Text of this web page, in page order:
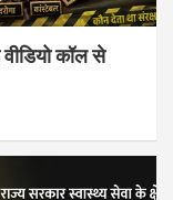
कॉल से